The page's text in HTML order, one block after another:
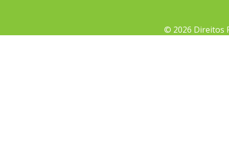
© 2026 Direitos